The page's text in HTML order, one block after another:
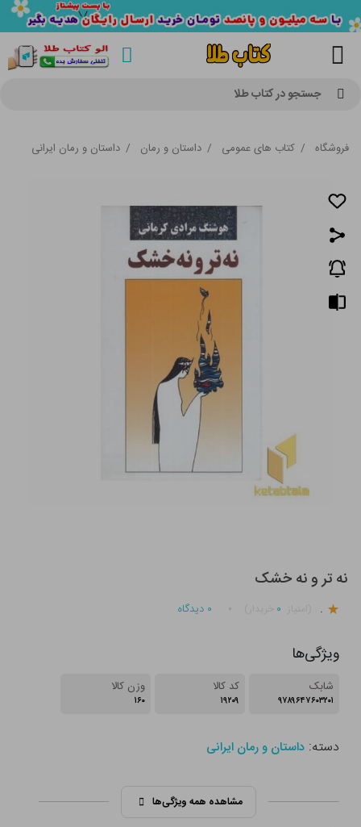
جستجو در کتاب طلا
فروشگاه / کتاب های عمومی / داستان و رمان / داستان و رمان ایرانی
نه تر و نه خشک
. ۰ ۰ دیدگاه
ویژگی‌ها
شابک
۹۷۸۹۶۴۷۶۰۳۲۰۱
کد کالا
۱۹۲۰۹
وزن کالا
۱۶۰
دسته:داستان و رمان ایرانی
مشاهده همه ویژگی‌ها